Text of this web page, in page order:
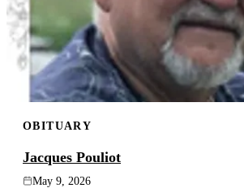
OBITUARY
Jacques Pouliot
May 9, 2026